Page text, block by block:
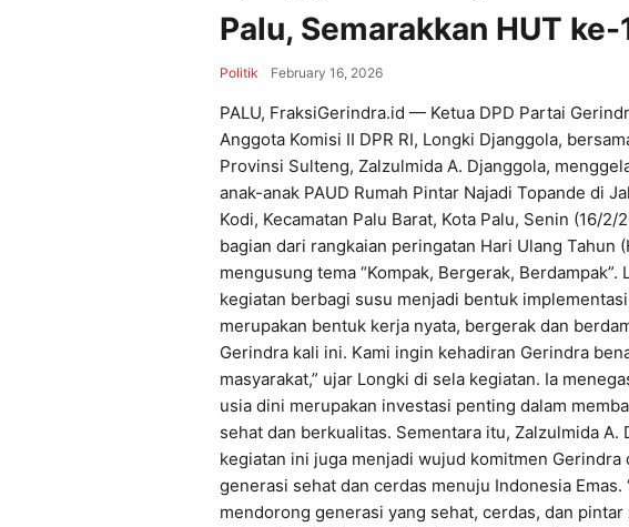
Palu, Semarakkan HUT
Politik February 16, 2026
PALU, FraksiGerindra.id — Ketua DPD Partai
Anggota Komisi II DPR RI, Longki Djanggola,
Provinsi Sulteng, Zalzulmida A. Djanggola,
anak-anak PAUD Rumah Pintar Najadi Topande di
Kodi, Kecamatan Palu Barat, Kota Palu, Senin (16/
bagian dari rangkaian peringatan Hari Ulang Tahun
mengusung tema “Kompak, Bergerak,
kegiatan berbagi susu menjadi bentuk
merupakan bentuk kerja nyata, bergerak dan
Gerindra kali ini. Kami ingin kehadiran Gerindra
masyarakat,” ujar Longki di sela kegiatan. Ia
usia dini merupakan investasi penting dalam
sehat dan berkualitas. Sementara itu, Zalzulmida A.
kegiatan ini juga menjadi wujud komitmen
generasi sehat dan cerdas menuju Indonesia
mendorong generasi yang sehat, cerdas, dan